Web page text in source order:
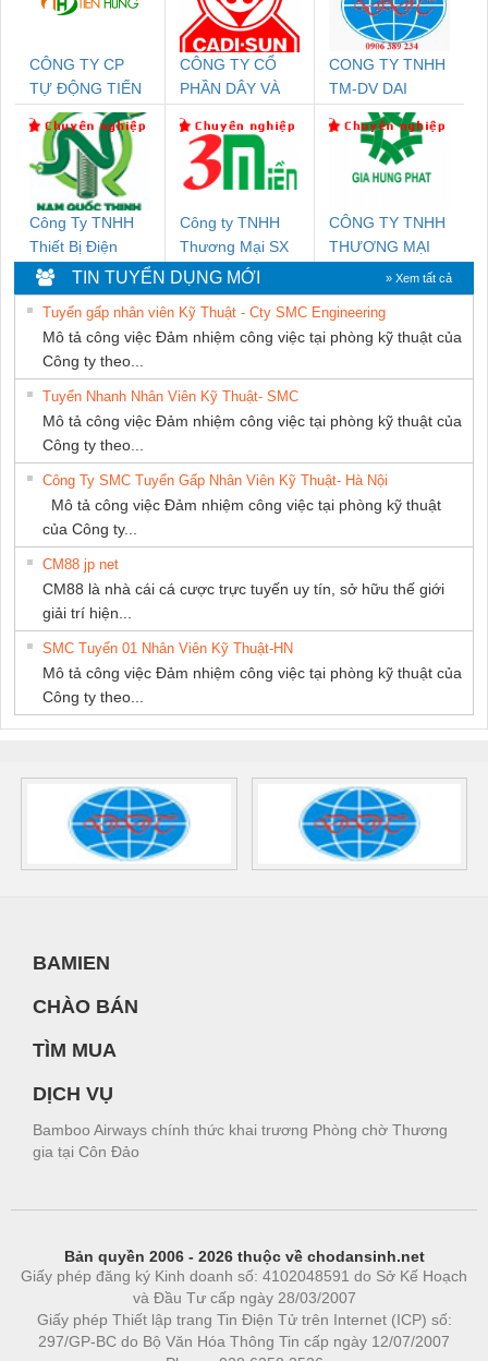
CÔNG TY CP
TỰ ĐỘNG TIẾN
HƯNG
CÔNG TY CỔ
PHẦN DÂY VÀ
THƯỢNG ĐÌNH
CONG TY TNHH
TM-DV DAI
DONG THANH
Công Ty TNHH
Thiết Bị Điện
Nam Quốc Thịnh
Công ty TNHH
Thương Mại SX
Ba Miền
CÔNG TY TNHH
THƯƠNG MẠI
DỊCH VỤ KỸ
THUẬT ĐIỆN CƠ
GIA HƯNG
PHÁT
TIN TUYỂN DỤNG MỚI » Xem tất cả
Tuyển gấp nhân viên Kỹ Thuật - Cty SMC Engineering
Mô tả công việc Đảm nhiệm công việc tại phòng kỹ thuật của
Công ty theo...
Tuyển Nhanh Nhân Viên Kỹ Thuật- SMC
Mô tả công việc Đảm nhiệm công việc tại phòng kỹ thuật của
Công ty theo...
Công Ty SMC Tuyển Gấp Nhân Viên Kỹ Thuật- Hà Nội
Mô tả công việc Đảm nhiệm công việc tại phòng kỹ thuật
của Công ty...
CM88 jp net
CM88 là nhà cái cá cược trực tuyến uy tín, sở hữu thế giới
giải trí hiện...
SMC Tuyển 01 Nhân Viên Kỹ Thuật-HN
Mô tả công việc Đảm nhiệm công việc tại phòng kỹ thuật của
Công ty theo...
BAMIEN
CHÀO BÁN
TÌM MUA
DỊCH VỤ
Bamboo Airways chính thức khai trương Phòng chờ Thương
gia tại Côn Đảo
Bản quyền 2006 - 2026 thuộc về chodansinh.net
Giấy phép đăng ký Kinh doanh số: 4102048591 do Sở Kế Hoạch
và Đầu Tư cấp ngày 28/03/2007
Giấy phép Thiết lập trang Tin Điện Tử trên Internet (ICP) số:
297/GP-BC do Bộ Văn Hóa Thông Tin cấp ngày 12/07/2007